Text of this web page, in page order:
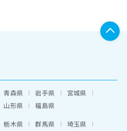
青森県 岩手県
宮城県
山形県
福島県
栃木県 群馬県
埼玉県